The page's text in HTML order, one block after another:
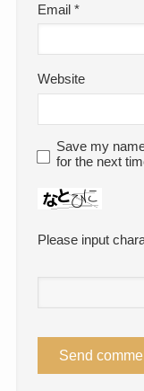
Email*
Website
Save my
for the next
Please input